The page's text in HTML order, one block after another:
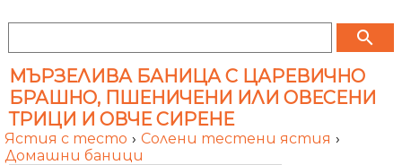
search
МЪРЗЕЛИВА БАНИЦА С ЦАРЕВИЧНО
БРАШНО, ПШЕНИЧЕНИ ИЛИ ОВЕСЕНИ
ТРИЦИ И ОВЧЕ СИРЕНЕ
Ястия с тесто › Солени тестени ястия ›
Домашни баници